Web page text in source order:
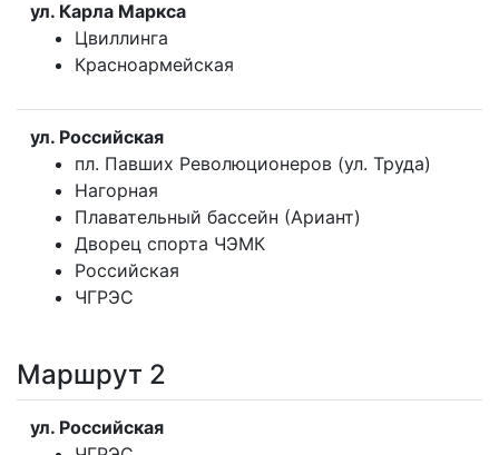
ул. Карла Маркса
Цвиллинга
Красноармейская
ул. Российская
пл. Павших Революционеров (ул. Труда)
Нагорная
Плавательный бассейн (Ариант)
Дворец спорта ЧЭМК
Российская
ЧГРЭС
Маршрут 2
ул. Российская